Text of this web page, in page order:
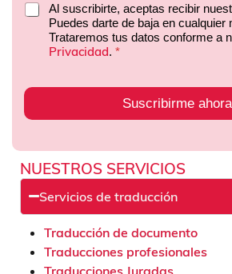
Al suscribirte, aceptas recibir
Puedes darte de baja en cualquier
Trataremos tus datos conforme a
Privacidad. *
Suscribirme ahora
NUESTROS SERVICIOS
Servicios de traducción
Traducción de documento
Traducciones profesionales
Traducciones Juradas